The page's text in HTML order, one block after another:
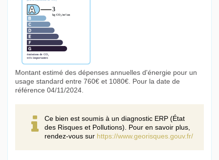
Montant estimé des dépenses annuelles d'énergie pour un
usage standard entre 760€ et 1080€. Pour la date de
référence 04/11/2024.
Ce bien est soumis à un diagnostic ERP (État
des Risques et Pollutions). Pour en savoir plus,
rendez-vous sur https://www.georisques.gouv.fr/